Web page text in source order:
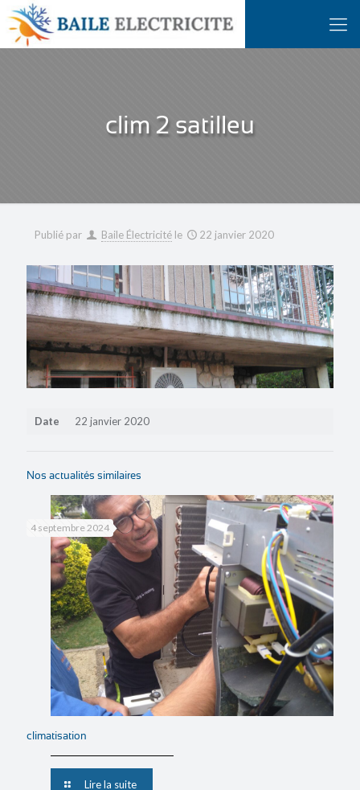
clim 2 satilleu
Publié par Baile Électricité le 22 janvier 2020
Date 22 janvier 2020
Nos actualités similaires
4 septembre 2024
climatisation
Lire la suite